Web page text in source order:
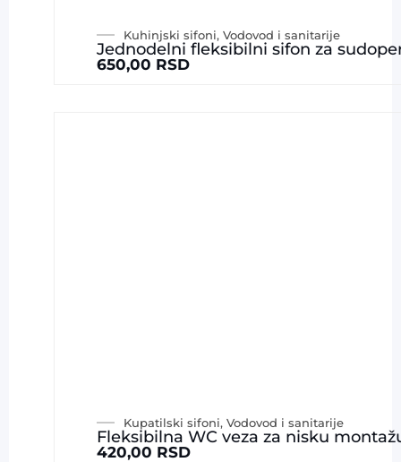
Kuhinjski sifoni, Vodovod i sanitarije
Jednodelni fleksibilni sifon za
650,00 RSD
Kupatilski sifoni, Vodovod i sanitarije
Fleksibilna WC veza za nisku
420,00 RSD